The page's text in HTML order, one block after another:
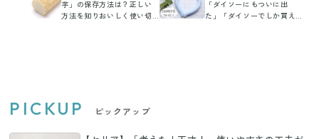
芋」の保存方法は？正しい
方法を知りおいしく使い切
「ダイソーにもついに出
た」「ダイソーでしか買え
PICKUP ピックアップ